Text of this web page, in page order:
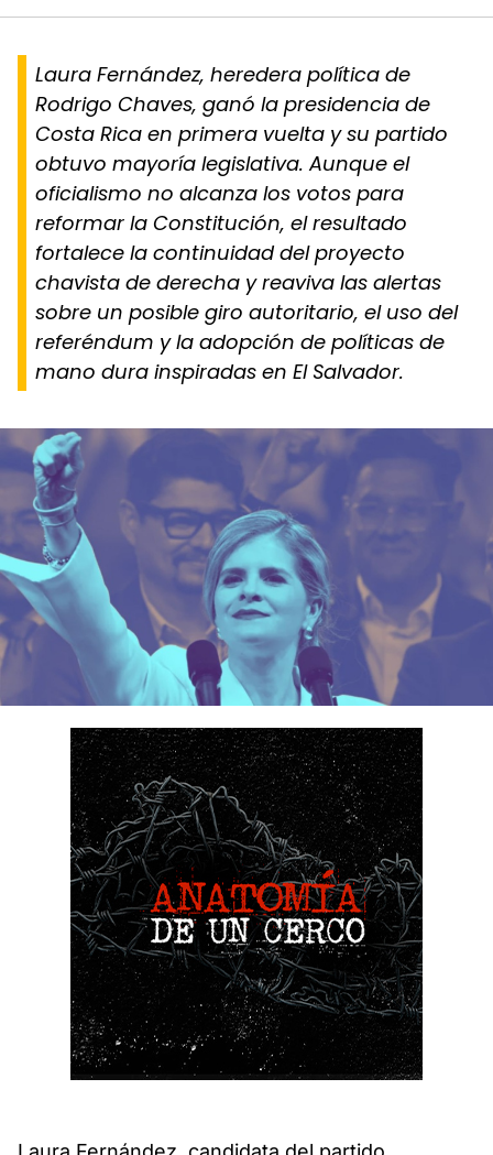
Laura Fernández, heredera política de
Rodrigo Chaves, ganó la presidencia de
Costa Rica en primera vuelta y su partido
obtuvo mayoría legislativa. Aunque el
oficialismo no alcanza los votos para
reformar la Constitución, el resultado
fortalece la continuidad del proyecto
chavista de derecha y reaviva las alertas
sobre un posible giro autoritario, el uso del
referéndum y la adopción de políticas de
mano dura inspiradas en El Salvador.